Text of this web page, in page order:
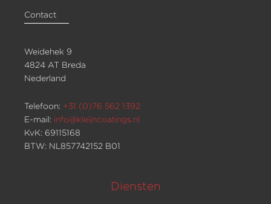
Contact
Weidehek 9
4824 AT Breda
Nederland
Telefoon: +31 (0)76 562 1392
E-mail: info@kleijncoatings.nl
KvK: 69115168
BTW: NL857742152 B01
Diensten